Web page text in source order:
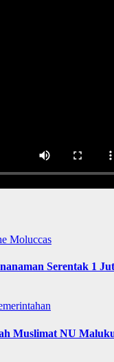
Moluccas
Serentak 1
Muslimat NU